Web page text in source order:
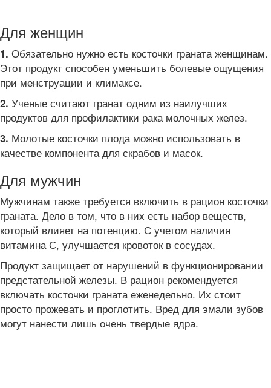
Для женщин
1. Обязательно нужно есть косточки граната женщинам.
Этот продукт способен уменьшить болевые ощущения
при менструации и климаксе.
2. Ученые считают гранат одним из наилучших
продуктов для профилактики рака молочных желез.
3. Молотые косточки плода можно использовать в
качестве компонента для скрабов и масок.
Для мужчин
Мужчинам также требуется включить в рацион косточки
граната. Дело в том, что в них есть набор веществ,
который влияет на потенцию. С учетом наличия
витамина С, улучшается кровоток в сосудах.
Продукт защищает от нарушений в функционировании
предстательной железы. В рацион рекомендуется
включать косточки граната еженедельно. Их стоит
просто прожевать и проглотить. Вред для эмали зубов
могут нанести лишь очень твердые ядра.